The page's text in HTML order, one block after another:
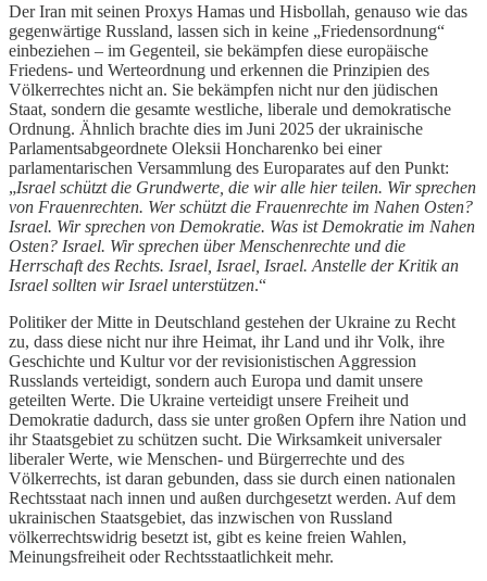
Der Iran mit seinen Proxys Hamas und Hisbollah, genauso wie das
gegenwärtige Russland, lassen sich in keine „Friedensordnung“
einbeziehen – im Gegenteil, sie bekämpfen diese europäische
Friedens- und Werteordnung und erkennen die Prinzipien des
Völkerrechtes nicht an. Sie bekämpfen nicht nur den jüdischen
Staat, sondern die gesamte westliche, liberale und demokratische
Ordnung. Ähnlich brachte dies im Juni 2025 der ukrainische
Parlamentsabgeordnete Oleksii Honcharenko bei einer
parlamentarischen Versammlung des Europarates auf den Punkt:
„Israel schützt die Grundwerte, die wir alle hier teilen. Wir sprechen
von Frauenrechten. Wer schützt die Frauenrechte im Nahen Osten?
Israel. Wir sprechen von Demokratie. Was ist Demokratie im Nahen
Osten? Israel. Wir sprechen über Menschenrechte und die
Herrschaft des Rechts. Israel, Israel, Israel. Anstelle der Kritik an
Israel sollten wir Israel unterstützen.“
Politiker der Mitte in Deutschland gestehen der Ukraine zu Recht
zu, dass diese nicht nur ihre Heimat, ihr Land und ihr Volk, ihre
Geschichte und Kultur vor der revisionistischen Aggression
Russlands verteidigt, sondern auch Europa und damit unsere
geteilten Werte. Die Ukraine verteidigt unsere Freiheit und
Demokratie dadurch, dass sie unter großen Opfern ihre Nation und
ihr Staatsgebiet zu schützen sucht. Die Wirksamkeit universaler
liberaler Werte, wie Menschen- und Bürgerrechte und des
Völkerrechts, ist daran gebunden, dass sie durch einen nationalen
Rechtsstaat nach innen und außen durchgesetzt werden. Auf dem
ukrainischen Staatsgebiet, das inzwischen von Russland
völkerrechtswidrig besetzt ist, gibt es keine freien Wahlen,
Meinungsfreiheit oder Rechtsstaatlichkeit mehr.